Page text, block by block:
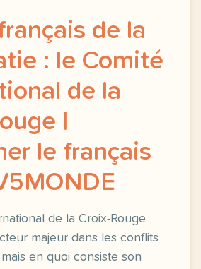
de la
: le Comité
de la
|
le français
de la Croix-Rouge
majeur dans les conflits
en quoi consiste son